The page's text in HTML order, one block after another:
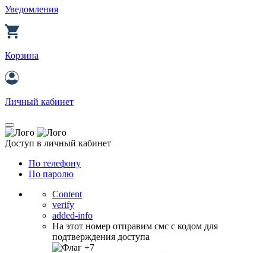
Уведомления
Корзина
Личный кабинет
Доступ в личный кабинет
По телефону
По паролю
Content
verify
added-info
На этот номер отправим смс с кодом для
подтверждения доступа
+7